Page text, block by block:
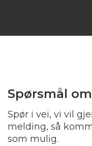
Spørsmål
Spør i vei, vi vil
melding, så
som mulig.